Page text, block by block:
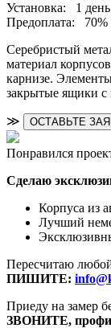
Установка:
1 день
Предоплата:
70%
Серебристый
материал
карнизе.
закрытые ящики
≫ ОСТАВЬТЕ
Понравился
Сделаю
Корпуса из
Лучший
Пересчитаю
ПИШИТЕ:
Приеду на замер
ЗВОНИТЕ,